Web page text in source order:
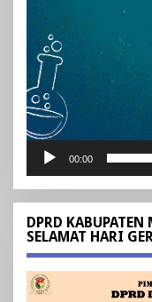
00:00
DPRD
SELAMAT HARI